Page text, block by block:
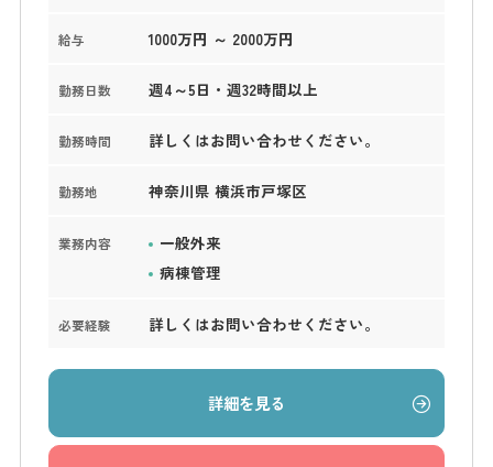
給与 1000万円 ～ 2000万円
勤務日数 週4～5日・週32時間以上
勤務時間 詳しくはお問い合わせください。
勤務地 神奈川県 横浜市戸塚区
業務内容
一般外来
病棟管理
必要経験 詳しくはお問い合わせください。
詳細を見る